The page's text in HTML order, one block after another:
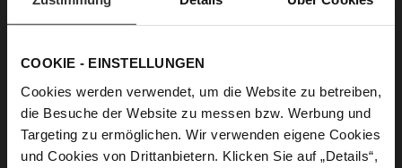
COOKIE - EINSTELLUNGEN
Cookies werden verwendet, um die Website zu betreiben,
die Besuche der Website zu messen bzw. Werbung und
Targeting zu ermöglichen. Wir verwenden eigene Cookies
und Cookies von Drittanbietern. Klicken Sie auf „Details“,
Anmelden
Passwort vergessen?